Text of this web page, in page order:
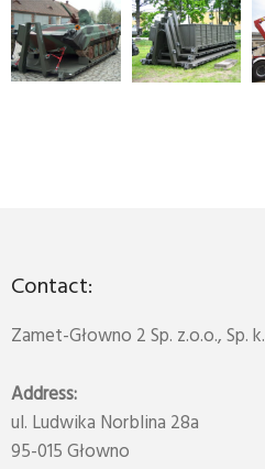
Contact:
Zamet-Głowno 2 Sp. z.o.o., Sp. k.
Address:
ul. Ludwika Norblina 28a
95-015 Głowno